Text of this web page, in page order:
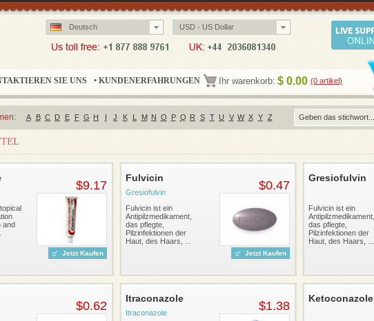
Deutsch USD - US Dollar
SIE UNS • KUNDENERFAHRUNGEN Ihr warenkorb: $ 0.00 (0 artikel)
A B C D E F G H I J K L M N O P Q R S T U V W X Y Z
and
$9.17
Jetzt Kaufen
Fulvicin
Gresiofulvin
Fulvicin ist ein
Antipilzmedikament,
das pflegte,
Pilzinfektionen der
Haut, des Haars, ...
$0.47
Jetzt Kaufen
Gresiofulvin
Fulvicin ist ein
Antipilzmedikament,
das pflegte,
Pilzinfektionen der
Haut, des Haars, ...
$0.62
Itraconazole
Itraconazole
$1.38
Ketoconazole